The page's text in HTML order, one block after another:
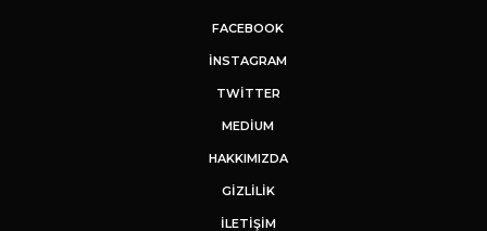
FACEBOOK
INSTAGRAM
TWITTER
MEDIUM
HAKKIMIZDA
GİZLİLİK
İLETIŞIM